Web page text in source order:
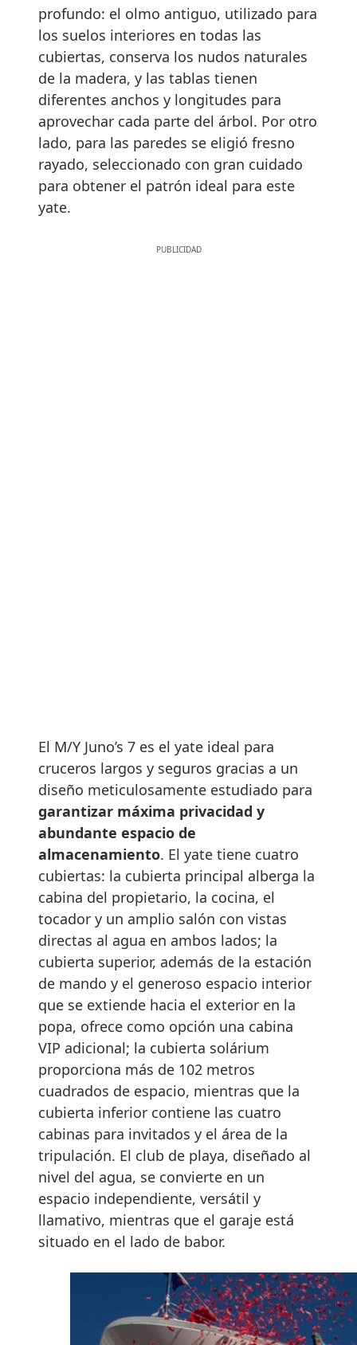
profundo: el olmo antiguo, utilizado para
los suelos interiores en todas las
cubiertas, conserva los nudos naturales
de la madera, y las tablas tienen
diferentes anchos y longitudes para
aprovechar cada parte del árbol. Por otro
lado, para las paredes se eligió fresno
rayado, seleccionado con gran cuidado
para obtener el patrón ideal para este
yate.
El M/Y Juno’s 7 es el yate ideal para
cruceros largos y seguros gracias a un
diseño meticulosamente estudiado para
garantizar máxima privacidad y
abundante espacio de
almacenamiento. El yate tiene cuatro
cubiertas: la cubierta principal alberga la
cabina del propietario, la cocina, el
tocador y un amplio salón con vistas
directas al agua en ambos lados; la
cubierta superior, además de la estación
de mando y el generoso espacio interior
que se extiende hacia el exterior en la
popa, ofrece como opción una cabina
VIP adicional; la cubierta solárium
proporciona más de 102 metros
cuadrados de espacio, mientras que la
cubierta inferior contiene las cuatro
cabinas para invitados y el área de la
tripulación. El club de playa, diseñado al
nivel del agua, se convierte en un
espacio independiente, versátil y
llamativo, mientras que el garaje está
situado en el lado de babor.